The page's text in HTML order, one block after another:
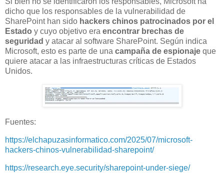
dicho que los responsables de la vulnerabilidad de
SharePoint han sido hackers chinos patrocinados por el
Estado y cuyo objetivo era encontrar brechas de
seguridad y atacar al software SharePoint. Según indica
Microsoft, esto es parte de una campaña de espionaje que
quiere atacar a las infraestructuras críticas de Estados
Unidos.
Fuentes:
https://elchapuzasinformatico.com/2025/07/microsoft-
hackers-chinos-vulnerabilidad-sharepoint/
https://research.eye.security/sharepoint-under-siege/